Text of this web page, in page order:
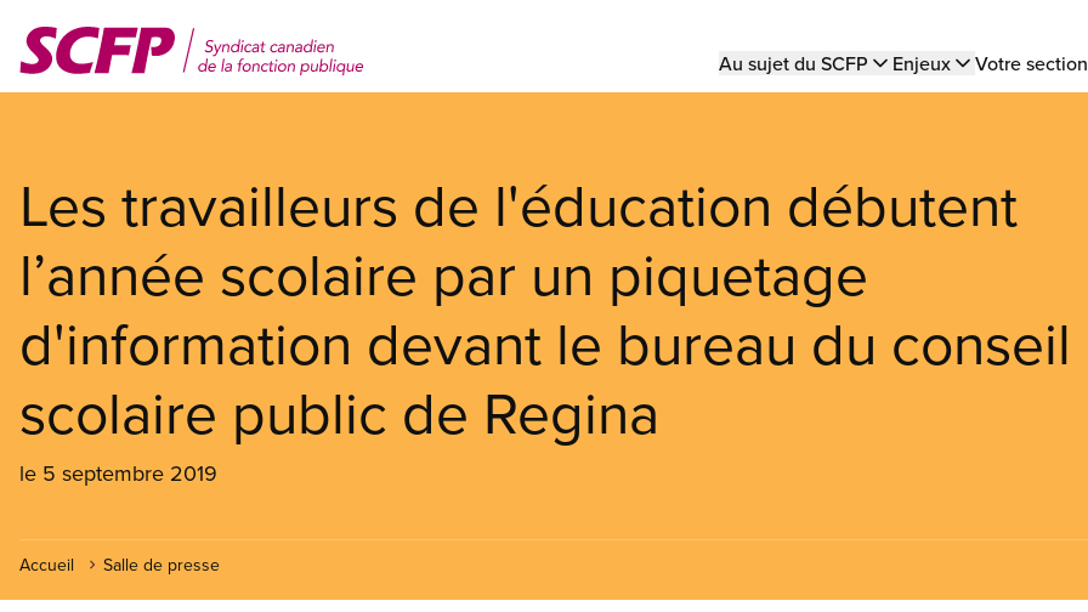
contenu
Main
Au sujet du SCFP Enjeux Votre
Les travailleurs de l'éducation débutent
l’année scolaire par un piquetage
d'information devant le bureau du conseil
scolaire public de Regina
le 5 septembre 2019
Accueil Salle de presse